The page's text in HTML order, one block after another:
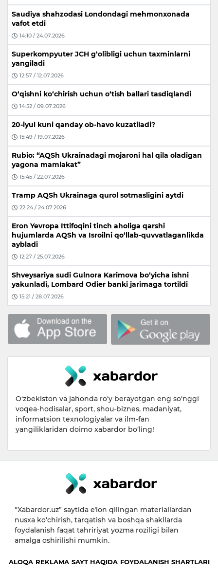
Saudiya shahzodasi Londondagi mehmonxonada
vafot etdi
14:10 / 24.07.2026
Superkompyuter JCH g‘olibligi uchun taxminlarni
yangiladi
12:57 / 12.07.2026
O‘qishni ko‘chirish uchun o‘tish ballari tasdiqlandi
14:52 / 09.07.2026
20-iyul kuni qanday ob-havo kuzatiladi?
15:49 / 19.07.2026
Rubio: “AQSh Ukrainadagi mojaroni hal qila oladigan
yagona mamlakat”
15:45 / 22.07.2026
Tramp AQSh Ukrainaga qurol sotmasligini aytdi
22:24 / 24.07.2026
Eron Yevropa Ittifoqini tinch aholiga qarshi
hujumlarda AQSh va Isroilni qo‘llab-quvvatlaganlikda
aybladi
12:27 / 25.07.2026
Shveysariya sudi Gulnora Karimova bo‘yicha ishni
yakunladi, Lombard Odier banki jarimaga tortildi
15:21 / 28.07.2026
O‘zbekiston va jahonda ro‘y berayotgan eng so‘nggi
voqea-hodisalar, sport, shou-biznes, madaniyat,
informatsion texnologiyalar va ilm-fan
yangiliklaridan doimo xabardor bo‘ling!
“Xabardor.uz” saytida eʼlon qilingan materiallardan
nusxa ko‘chirish, tarqatish va boshqa shakllarda
foydalanish faqat tahririyat yozma roziligi bilan
amalga oshirilishi mumkin.
ALOQA REKLAMA SAYT HAQIDA FOYDALANISH SHARTLARI